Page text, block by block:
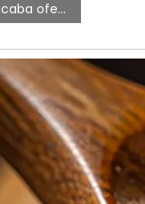
(24) – Agência de Notícias